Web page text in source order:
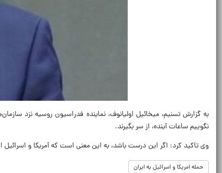
به گزارش تسنیم، میخائیل اولیانوف، نماینده فدراسیون روسیه نزد
نگوییم ساعات آینده، از سر بگیرند.
وی تاکید کرد: اگر این درست باشد، به این معنی است که آمریکا و
حمله امریکا و اسرائیل به ایران